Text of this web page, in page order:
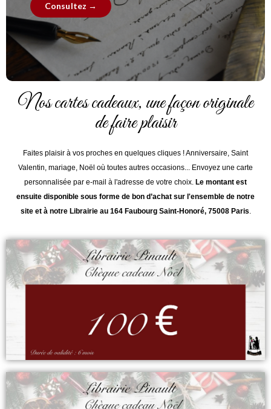
Consultez →
Nos cartes cadeaux, une façon originale
de faire plaisir
Faites plaisir à vos proches en quelques cliques ! Anniversaire, Saint
Valentin, mariage, Noël où toutes autres occasions... Envoyez une carte
personnalisée par e-mail à l'adresse de votre choix. Le montant est
ensuite disponible sous forme de bon d’achat sur l'ensemble de notre
site et à notre Librairie au 164 Faubourg Saint-Honoré, 75008 Paris.